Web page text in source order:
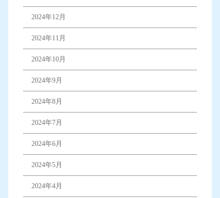
2024年12月
2024年11月
2024年10月
2024年9月
2024年8月
2024年7月
2024年6月
2024年5月
2024年4月